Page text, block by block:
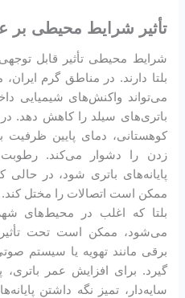
تأثیر شرایط محیطی بر
شرایط محیطی تأثیر قابل
بلتا دارند. در مناطق گرم
می‌تواند واکنش‌های شیمیایی
باتری‌های سیلد را کاهش دهد.
کوهستانی، دمای پایین ظرفیت
زدن را دشوار می‌کند. رطوبت
پایانه‌های باتری شود، در
ممکن است اتصالات را مختل کند.
بلتا که اغلب در محیط‌های
می‌شود، ممکن است تحت
برقی مانند تهویه یا سیستم
گیرد. برای افزایش عمر
سایه‌دار، تمیز نگه داشتن